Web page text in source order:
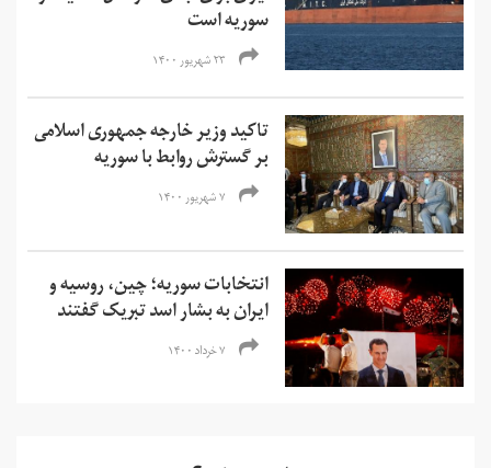
سوریه است
۲۳ شهریور ۱۴۰۰
تاکید وزیر خارجه جمهوری اسلامی
بر گسترش روابط با سوریه
۷ شهریور ۱۴۰۰
انتخابات سوریه؛ چین، روسیه و
ایران به بشار اسد تبریک گفتند
۷ خرداد ۱۴۰۰